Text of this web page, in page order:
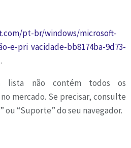
pt-br/windows/microsoft-
e-pri vacidade-bb8174ba-9d73-
.
lista não contém todos os
mercado. Se precisar, consulte
ou “Suporte” do seu navegador.